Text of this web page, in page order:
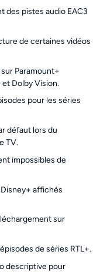
des pistes audio EAC3
de certaines vidéos
Paramount+
Dolby Vision.
pour les séries
défaut lors du
TV.
impossibles de
affichés
sur
de séries RTL+.
descriptive pour